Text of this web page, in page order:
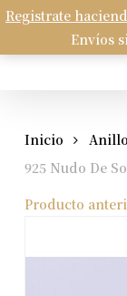
Registrate
Envíos
Skip
main
search
Inicio
925 Nudo De
Producto